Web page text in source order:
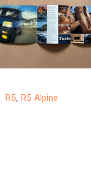
Kategorien
R5, R5 Alpine